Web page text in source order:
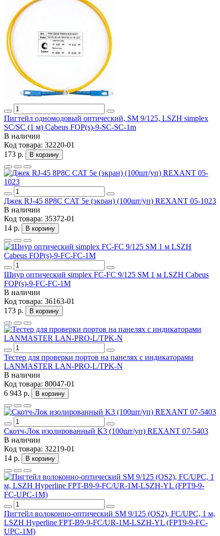
Пигтейл одномодовый оптический, SM 9/125, LSZH simplex
SC/SC (1 м) Cabeus FOP(s)-9-SC-SC-1m
В наличии
Код товара: 32220-01
173 р.
В корзину
Джек RJ-45 8P8C CAT 5e (экран) (100шт/уп) REXANT 05-1023
В наличии
Код товара: 35372-01
14 р.
В корзину
Шнур оптический simplex FC-FC 9/125 SM 1 м LSZH Cabeus
FOP(s)-9-FC-FC-1M
В наличии
Код товара: 36163-01
173 р.
В корзину
Тестер для проверки портов на панелях с индикаторами
LANMASTER LAN-PRO-L/TPK-N
В наличии
Код товара: 80047-01
6 943 р.
В корзину
Скотч-Лок изолированный K3 (100шт/уп) REXANT 07-5403
В наличии
Код товара: 32219-01
14 р.
В корзину
Пигтейл волоконно-оптический SM 9/125 (OS2), FC/UPC, 1 м,
LSZH Hyperline FPT-B9-9-FC/UR-1M-LSZH-YL (FPT9-9-FC-
UPC-1M)